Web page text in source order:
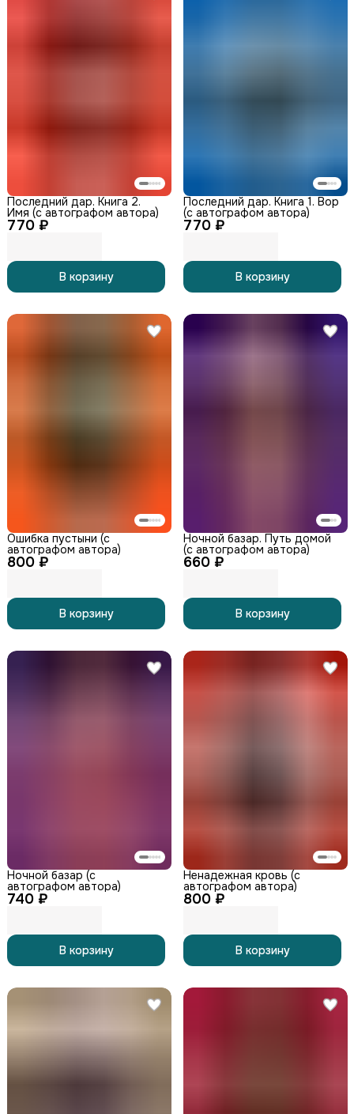
770 ₽
Последний дар. Книга 2.
Имя (с автографом автора)
В корзину
770 ₽
Последний дар. Книга 1. Вор
(с автографом автора)
В корзину
800 ₽
Ошибка пустыни (с
автографом автора)
В корзину
660 ₽
Ночной базар. Путь домой
(с автографом автора)
В корзину
740 ₽
Ночной базар (с
автографом автора)
В корзину
800 ₽
Ненадежная кровь (с
автографом автора)
В корзину